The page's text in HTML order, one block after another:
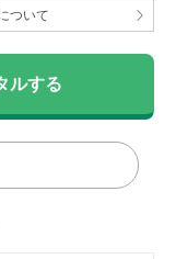
ついて